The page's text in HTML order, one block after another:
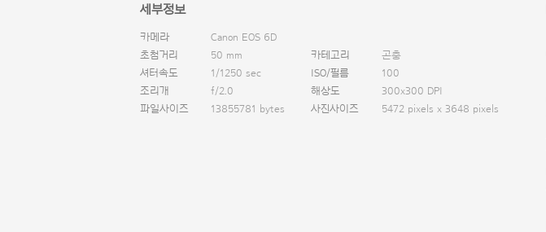
세부정보
카메라
Canon EOS 6D
초첨거리
50 mm 카테고리
곤충
셔터속도
1/1250 sec ISO/필름
100
조리개
f/2.0 해상도
300x300 DPI
파일사이즈
13855781 bytes 사진사이즈 5472 pixels x 3648 pixels